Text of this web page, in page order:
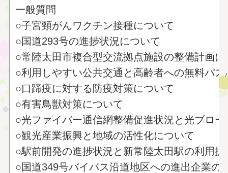
一般質問
○子宮頸がんワクチン接種について
○国道293号の進捗状況について
○常陸太田市複合型交流拠点施設の整備計画に
○利用しやすい公共交通と高齢者への無料パス
○口蹄疫に対する防疫対策について
○有害鳥獣対策について
○光ファイバー通信網整備促進状況と光ブロ
○観光産業振興と地域の活性化について
○駅前開発の進捗状況と新常陸太田駅の利用
○国道349号バイパス沿道地区への進出企業の